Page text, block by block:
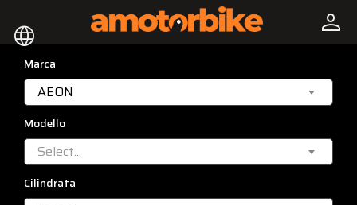
language person
Marca
AEON
Modello
Select...
Cilindrata